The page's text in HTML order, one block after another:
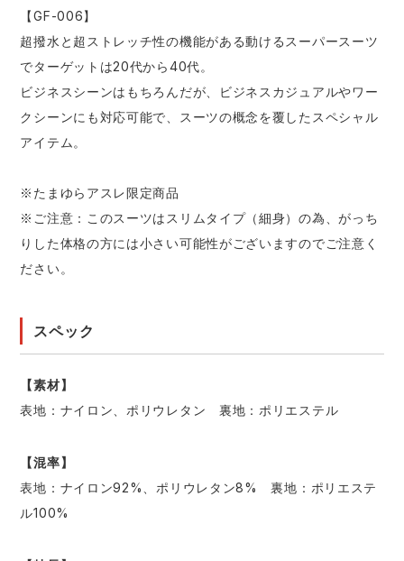
【GF-006】
超撥水と超ストレッチ性の機能がある動けるスーパースーツ
でターゲットは20代から40代。
ビジネスシーンはもちろんだが、ビジネスカジュアルやワー
クシーンにも対応可能で、スーツの概念を覆したスペシャル
アイテム。
※たまゆらアスレ限定商品
※ご注意：このスーツはスリムタイプ（細身）の為、がっち
りした体格の方には小さい可能性がございますのでご注意く
ださい。
スペック
【素材】
表地：ナイロン、ポリウレタン 裏地：ポリエステル
【混率】
表地：ナイロン92%、ポリウレタン8% 裏地：ポリエステ
ル100%